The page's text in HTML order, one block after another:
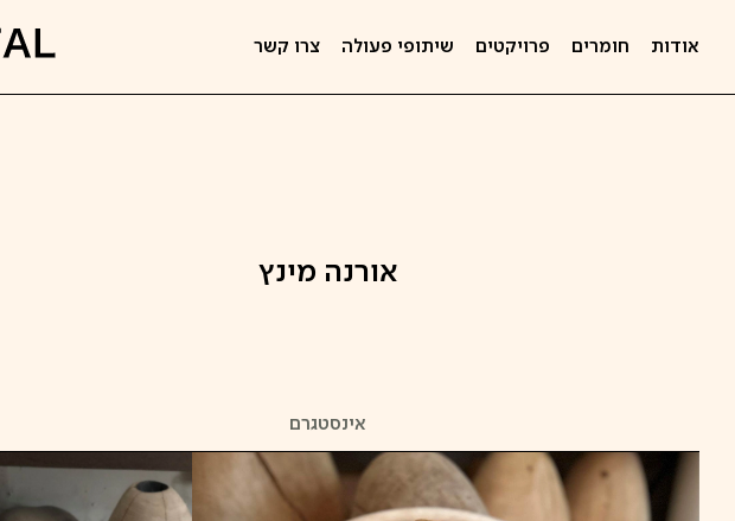
אודות חומרים פרויקטים שיתופי פעולה צרו קשר
אורנה מינץ
אינסטגרם